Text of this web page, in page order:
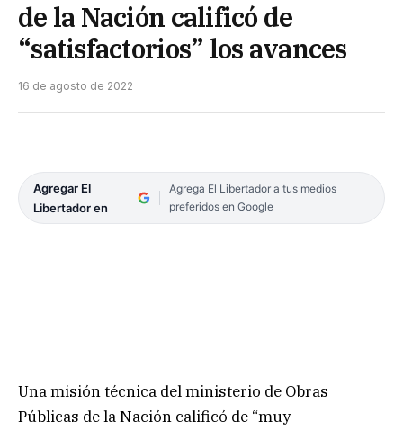
de la Nación calificó de
“satisfactorios” los avances
16 de agosto de 2022
Agregar El
Libertador en
Agrega El Libertador a tus medios
preferidos en Google
Una misión técnica del ministerio de Obras
Públicas de la Nación calificó de “muy